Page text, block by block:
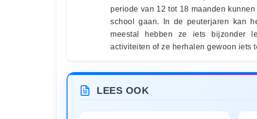
periode van 12 tot 18 maanden
school gaan. In de peuterjaren kan
meestal hebben ze iets bijzonder
activiteiten of ze herhalen gewoon iets
LEES OOK